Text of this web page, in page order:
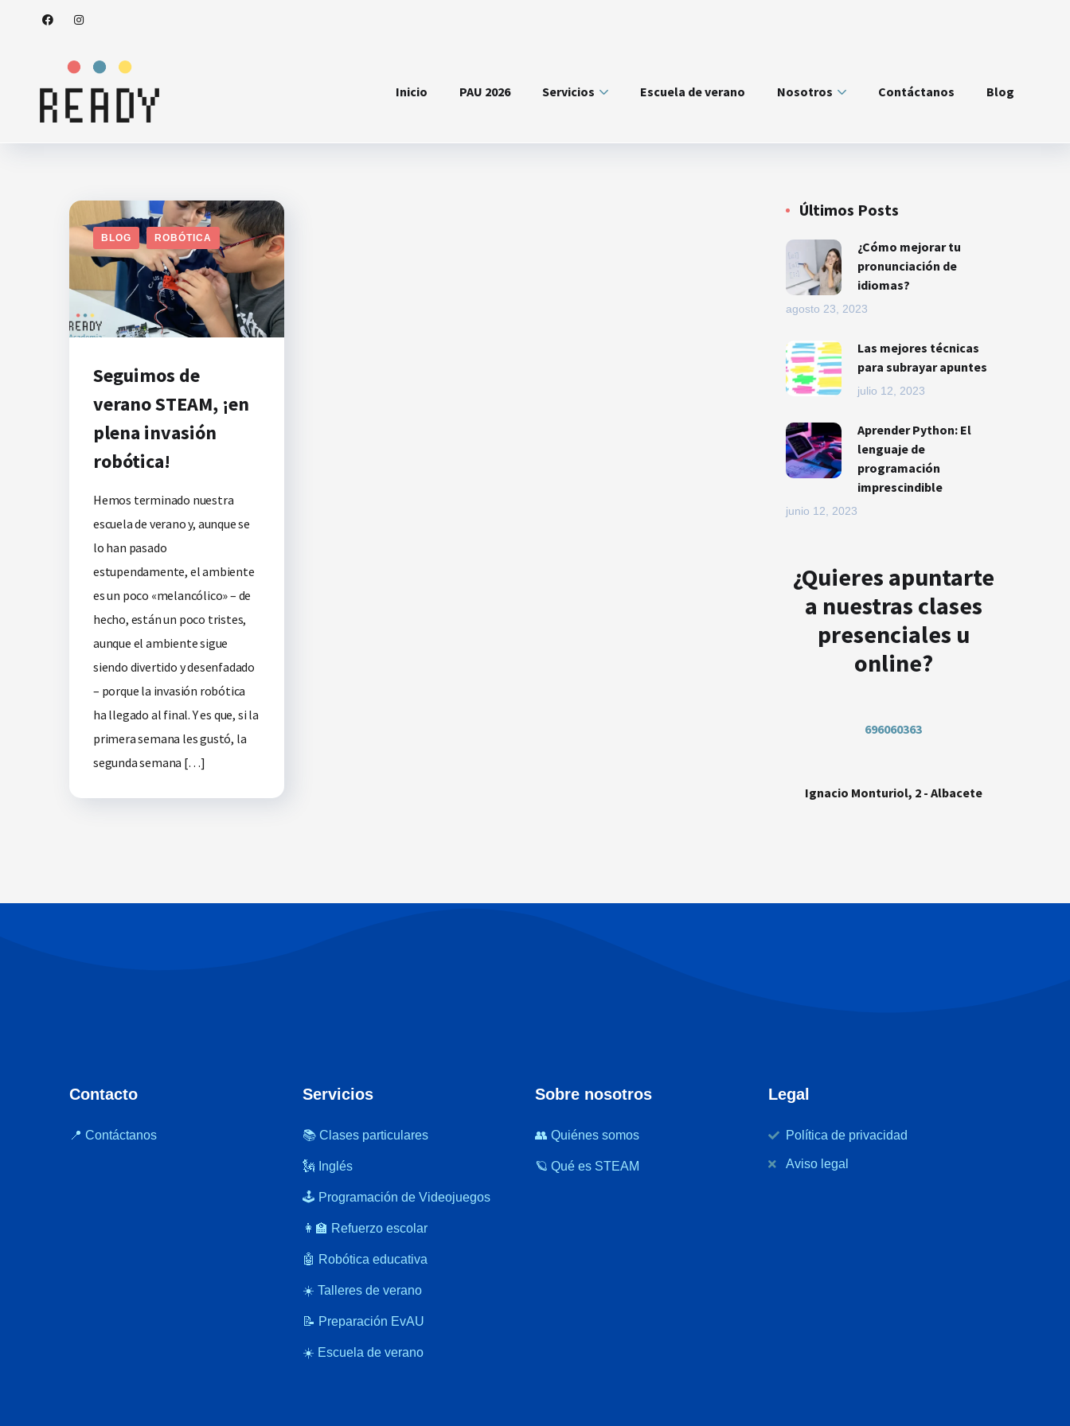
Inicio PAU 2026 Servicios Escuela de verano Nosotros Contáctanos Blog
BLOG ROBÓTICA
Seguimos de
verano STEAM, ¡en
plena invasión
robótica!
Hemos terminado nuestra
escuela de verano y, aunque se
lo han pasado
estupendamente, el ambiente
es un poco «melancólico» – de
hecho, están un poco tristes,
aunque el ambiente sigue
siendo divertido y desenfadado
– porque la invasión robótica
ha llegado al final. Y es que, si la
primera semana les gustó, la
segunda semana […]
Últimos Posts
¿Cómo mejorar tu
pronunciación de
idiomas?
agosto 23, 2023
Las mejores técnicas
para subrayar apuntes
julio 12, 2023
Aprender Python: El
lenguaje de
programación
imprescindible
junio 12, 2023
¿Quieres apuntarte
a nuestras clases
presenciales u
online?
696060363
Ignacio Monturiol, 2 - Albacete
Contacto
📍 Contáctanos
Servicios
📚 Clases particulares
🗽 Inglés
🕹️ Programación de Videojuegos
👩‍🏫 Refuerzo escolar
🤖 Robótica educativa
☀️ Talleres de verano
📝 Preparación EvAU
☀️ Escuela de verano
Sobre nosotros
👥 Quiénes somos
🪐 Qué es STEAM
Legal
Política de privacidad
Aviso legal